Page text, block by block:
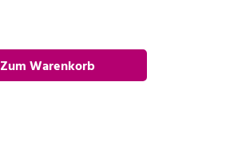
Zum Warenkorb